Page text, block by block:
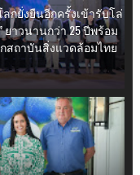
กยั่งยืนอีกครั้งเข้ารับโล่
ยาวนานกว่า 25 ปีพร้อม
สถาบันสิ่งแวดล้อมไทย